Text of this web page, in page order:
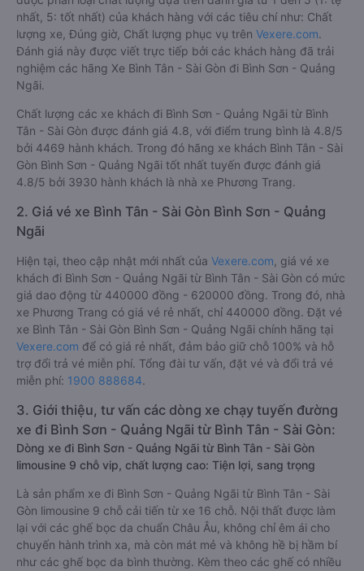
nhất, 5: tốt nhất) của khách hàng với các tiêu chí như: Chất
lượng xe, Đúng giờ, Chất lượng phục vụ trên Vexere.com.
Đánh giá này được viết trực tiếp bởi các khách hàng đã trải
nghiệm các hãng Xe Bình Tân - Sài Gòn đi Bình Sơn - Quảng
Ngãi.
Chất lượng các xe khách đi Bình Sơn - Quảng Ngãi từ Bình
Tân - Sài Gòn được đánh giá 4.8, với điểm trung bình là 4.8/5
bởi 4469 hành khách. Trong đó hãng xe khách Bình Tân - Sài
Gòn Bình Sơn - Quảng Ngãi tốt nhất tuyến được đánh giá
4.8/5 bởi 3930 hành khách là nhà xe Phương Trang.
2. Giá vé xe Bình Tân - Sài Gòn Bình Sơn - Quảng
Ngãi
Hiện tại, theo cập nhật mới nhất của Vexere.com , giá vé xe
khách đi Bình Sơn - Quảng Ngãi từ Bình Tân - Sài Gòn có mức
giá dao động từ 440000 đồng - 620000 đồng. Trong đó, nhà
xe Phương Trang có giá vé rẻ nhất, chỉ 440000 đồng. Đặt vé
xe Bình Tân - Sài Gòn Bình Sơn - Quảng Ngãi chính hãng tại
Vexere.com để có giá rẻ nhất, đảm bảo giữ chỗ 100% và hỗ
trợ đổi trả vé miễn phí. Tổng đài tư vấn, đặt vé và đổi trả vé
miễn phí: 1900 888684.
3. Giới thiệu, tư vấn các dòng xe chạy tuyến đường
xe đi Bình Sơn - Quảng Ngãi từ Bình Tân - Sài Gòn:
Dòng xe đi Bình Sơn - Quảng Ngãi từ Bình Tân - Sài Gòn
limousine 9 chỗ vip, chất lượng cao: Tiện lợi, sang trọng
Là sản phẩm xe đi Bình Sơn - Quảng Ngãi từ Bình Tân - Sài
Gòn limousine 9 chỗ cải tiến từ xe 16 chỗ. Nội thất được làm
lại với các ghế bọc da chuẩn Châu Âu, không chỉ êm ái cho
chuyến hành trình xa, mà còn mát mẻ và không hề bị hầm bí
như các ghế bọc da bình thường. Kèm theo các ghế có nhiều